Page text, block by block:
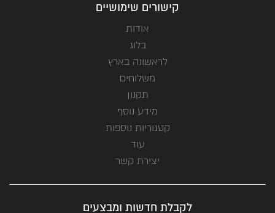
קישורים שימושיים
אודות
בלוג
לראשונה בארץ
משלוחים
תקנון
מידע נוסף
קטגוריות נוספות
עוד
יצירת קשר
לקבלת חדשות ומבצעים